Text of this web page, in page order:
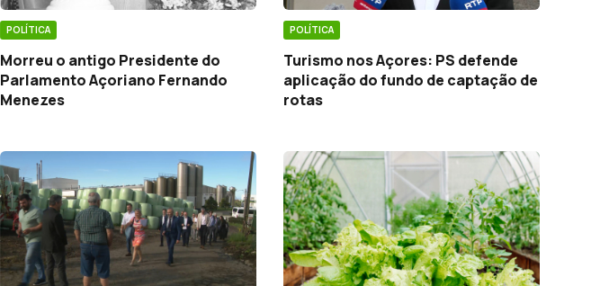
POLÍTICA
Morreu o antigo Presidente do
Parlamento Açoriano Fernando
Menezes
POLÍTICA
Turismo nos Açores: PS defende
aplicação do fundo de captação de
rotas